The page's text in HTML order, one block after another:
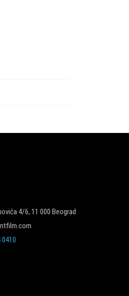
4/6, 11 000 Beograd
0410